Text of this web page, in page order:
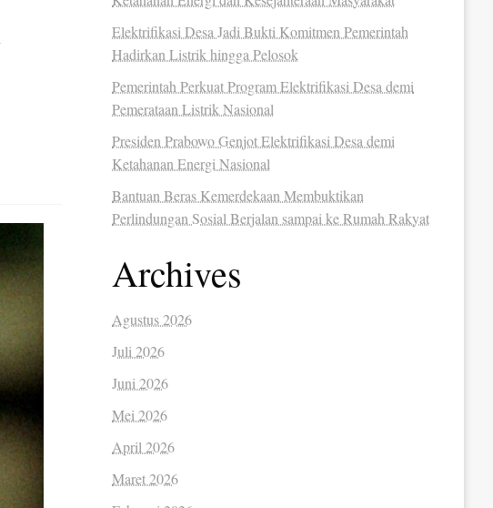
Elektrifikasi Desa Jadi Bukti Komitmen Pemerintah
Hadirkan Listrik hingga Pelosok
Pemerintah Perkuat Program Elektrifikasi Desa demi
Pemerataan Listrik Nasional
Presiden Prabowo Genjot Elektrifikasi Desa demi
Ketahanan Energi Nasional
Bantuan Beras Kemerdekaan Membuktikan
Perlindungan Sosial Berjalan sampai ke Rumah Rakyat
Archives
Agustus 2026
Juli 2026
Juni 2026
Mei 2026
April 2026
Maret 2026